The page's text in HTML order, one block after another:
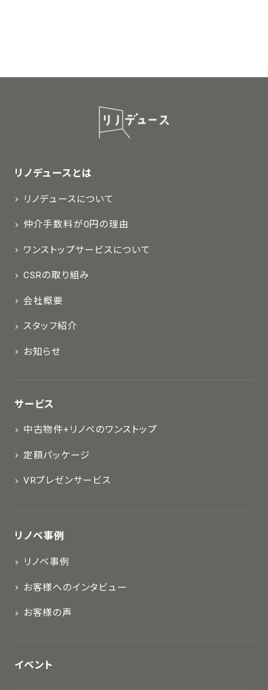
リノデュースとは
リノデュースについて
仲介手数料が0円の理由
ワンストップサービスについて
CSRの取り組み
会社概要
スタッフ紹介
お知らせ
サービス
中古物件+リノベのワンストップ
定額パッケージ
VRプレゼンサービス
リノベ事例
リノベ事例
お客様へのインタビュー
お客様の声
イベント